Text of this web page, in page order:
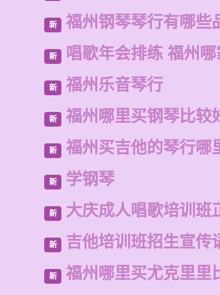
新 福州钢琴琴行有哪些
新 唱歌年会排练 福州
新 福州乐音琴行
新 福州哪里买钢琴比较
新 福州买吉他的琴行哪
新 学钢琴
新 大庆成人唱歌培训班
新 吉他培训班招生宣传
新 福州哪里买尤克里里